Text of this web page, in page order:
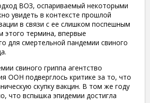
ВОЗ, оспариваемый некоторыми
увидеть в контексте прошлой
в связи с ее слишком поспешным
этого термина, впервые
для смертельной пандемии свиного
свиного гриппа агентство
ООН подверглось критике за то, что
скупку вакцин. В том же году
что вспышка эпидемии достигла